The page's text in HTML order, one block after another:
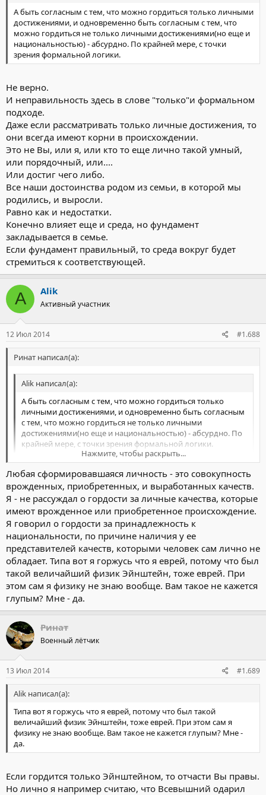
А быть согласным с тем, что можно гордиться только личными
достижениями, и одновременно быть согласным с тем, что
можно гордиться не только личными достижениями(но еще и
национальностью) - абсурдно. По крайней мере, с точки
зрения формальной логики.
Не верно.
И неправильность здесь в слове "только"и формальном
подходе.
Даже если рассматривать только личные достижения, то
они всегда имеют корни в происхождении.
Это не Вы, или я, или кто то еще лично такой умный,
или порядочный, или....
Или достиг чего либо.
Все наши достоинства родом из семьи, в которой мы
родились, и выросли.
Равно как и недостатки.
Конечно влияет еще и среда, но фундамент
закладывается в семье.
Если фундамент правильный, то среда вокруг будет
стремиться к соответствующей.
A Alik
Активный участник
12 Июл 2014 #1.688
Ринат написал(а):
Alik написал(а):
А быть согласным с тем, что можно гордиться только
личными достижениями, и одновременно быть согласным
с тем, что можно гордиться не только личными
достижениями(но еще и национальностью) - абсурдно. По
крайней мере, с точки зрения формальной логики.
Нажмите, чтобы раскрыть...
Не верно.
И неправильность здесь в слове "только"и формальном
подходе.
Даже если рассматривать только личные достижения, то они
всегда имеют корни в происхождении.
Это не Вы, или я, или кто то еще лично такой умный, или
порядочный, или....
Или достиг чего либо.
Все наши достоинства родом из семьи, в которой мы родились,
и выросли.
Равно как и недостатки.
Конечно влияет еще и среда, но фундамент закладывается в
семье.
Если фундамент правильный, то среда вокруг будет стремиться
к соответствующей.
Нажмите, чтобы раскрыть...
Любая сформировавшаяся личность - это совокупность
врожденных, приобретенных, и выработанных качеств.
Я - не рассуждал о гордости за личные качества, которые
имеют врожденное или приобретенное происхождение.
Я говорил о гордости за принадлежность к
национальности, по причине наличия у ее
представителей качеств, которыми человек сам лично не
обладает. Типа вот я горжусь что я еврей, потому что был
такой величайший физик Эйнштейн, тоже еврей. При
этом сам я физику не знаю вообще. Вам такое не кажется
глупым? Мне - да.
Ринат
Военный лётчик
13 Июл 2014 #1.689
Alik написал(а):
Типа вот я горжусь что я еврей, потому что был такой
величайший физик Эйнштейн, тоже еврей. При этом сам я
физику не знаю вообще. Вам такое не кажется глупым? Мне -
да.
Если гордится только Эйнштейном, то отчасти Вы правы.
Но лично я например считаю, что Всевышний одарил